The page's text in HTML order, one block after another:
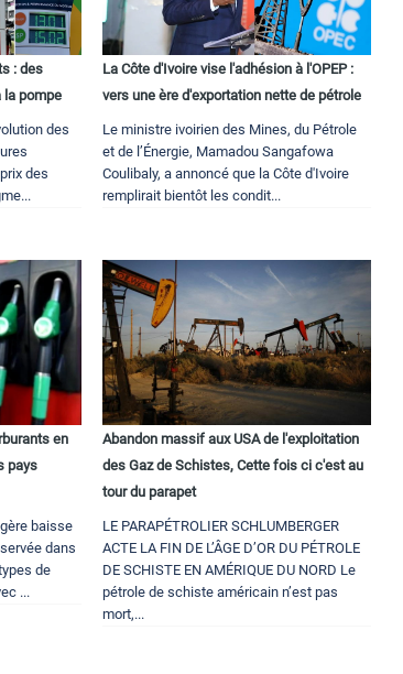
: des
la pompe
des
des
La Côte d'Ivoire vise l'adhésion à l'OPEP :
vers une ère d'exportation nette de pétrole
Le ministre ivoirien des Mines, du Pétrole
et de l’Énergie, Mamadou Sangafowa
Coulibaly, a annoncé que la Côte d'Ivoire
remplirait bientôt les condit...
en
pays
baisse
dans
de
...
Abandon massif aux USA de l'exploitation
des Gaz de Schistes, Cette fois ci c'est au
tour du parapet
LE PARAPÉTROLIER SCHLUMBERGER
ACTE LA FIN DE L’ÂGE D’OR DU PÉTROLE
DE SCHISTE EN AMÉRIQUE DU NORD Le
pétrole de schiste américain n’est pas
mort,...